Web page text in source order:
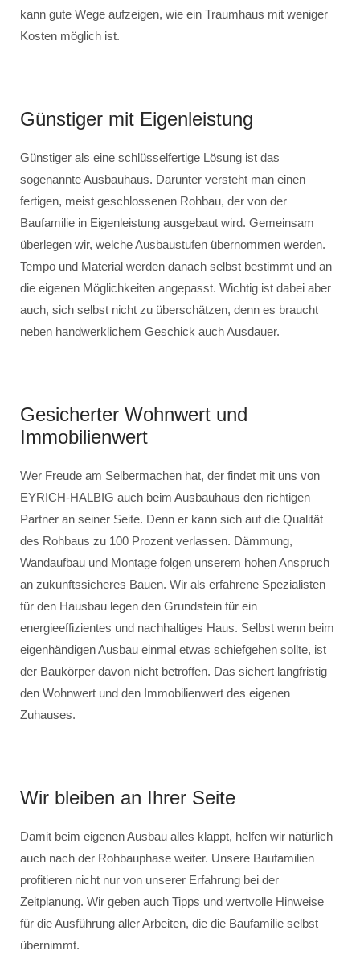
kann gute Wege aufzeigen, wie ein Traumhaus mit weniger
Kosten möglich ist.
Günstiger mit Eigenleistung
Günstiger als eine schlüsselfertige Lösung ist das
sogenannte Ausbauhaus. Darunter versteht man einen
fertigen, meist geschlossenen Rohbau, der von der
Baufamilie in Eigenleistung ausgebaut wird. Gemeinsam
überlegen wir, welche Ausbaustufen übernommen werden.
Tempo und Material werden danach selbst bestimmt und an
die eigenen Möglichkeiten angepasst. Wichtig ist dabei aber
auch, sich selbst nicht zu überschätzen, denn es braucht
neben handwerklichem Geschick auch Ausdauer.
Gesicherter Wohnwert und
Immobilienwert
Wer Freude am Selbermachen hat, der findet mit uns von
EYRICH-HALBIG auch beim Ausbauhaus den richtigen
Partner an seiner Seite. Denn er kann sich auf die Qualität
des Rohbaus zu 100 Prozent verlassen. Dämmung,
Wandaufbau und Montage folgen unserem hohen Anspruch
an zukunftssicheres Bauen. Wir als erfahrene Spezialisten
für den Hausbau legen den Grundstein für ein
energieeffizientes und nachhaltiges Haus. Selbst wenn beim
eigenhändigen Ausbau einmal etwas schiefgehen sollte, ist
der Baukörper davon nicht betroffen. Das sichert langfristig
den Wohnwert und den Immobilienwert des eigenen
Zuhauses.
Wir bleiben an Ihrer Seite
Damit beim eigenen Ausbau alles klappt, helfen wir natürlich
auch nach der Rohbauphase weiter. Unsere Baufamilien
profitieren nicht nur von unserer Erfahrung bei der
Zeitplanung. Wir geben auch Tipps und wertvolle Hinweise
für die Ausführung aller Arbeiten, die die Baufamilie selbst
übernimmt.